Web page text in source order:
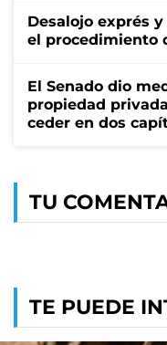
Desalojo exprés
el procedimiento
El Senado dio
propiedad
ceder en dos
TU
TE PUEDE